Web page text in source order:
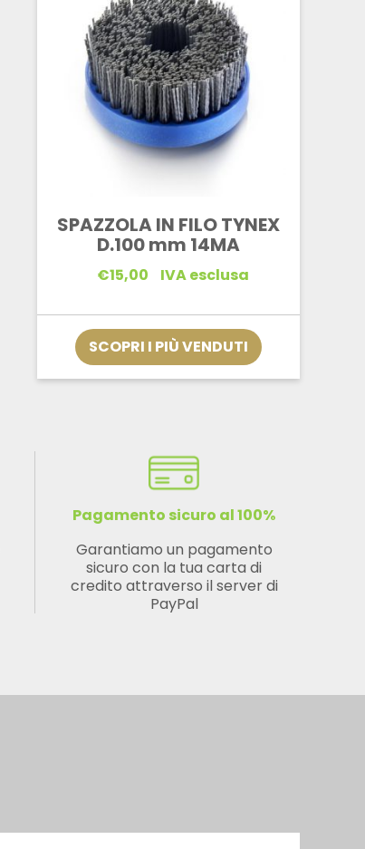
SPAZZOLA IN FILO TYNEX
D.100 mm 14MA
€15,00 IVA esclusa
SCOPRI I PIÙ VENDUTI
Pagamento sicuro al 100%
Garantiamo un pagamento
sicuro con la tua carta di
credito attraverso il server di
PayPal